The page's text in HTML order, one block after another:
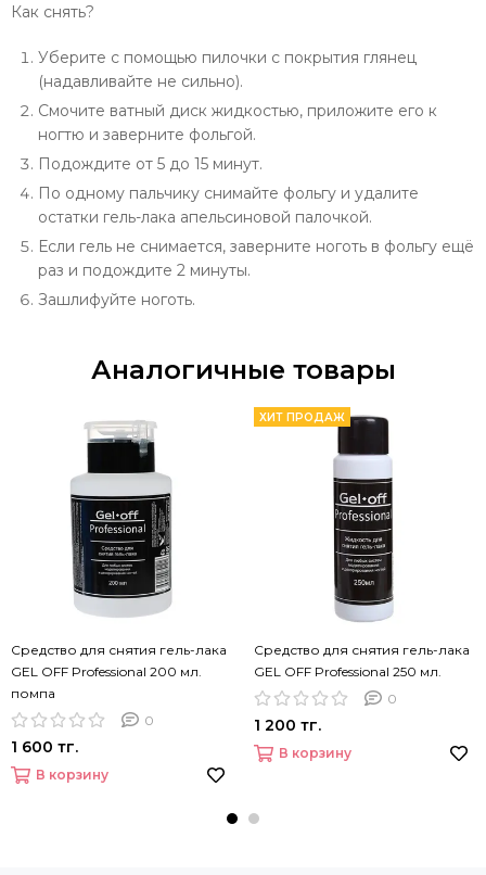
Как снять?
Уберите с помощью пилочки с покрытия глянец
(надавливайте не сильно).
Смочите ватный диск жидкостью, приложите его к
ногтю и заверните фольгой.
Подождите от 5 до 15 минут.
По одному пальчику снимайте фольгу и удалите
остатки гель-лака апельсиновой палочкой.
Если гель не снимается, заверните ноготь в фольгу ещё
раз и подождите 2 минуты.
Зашлифуйте ноготь.
Аналогичные товары
Средство для снятия гель-лака
GEL OFF Professional 200 мл.
помпа
0
1 600 тг.
В корзину
ХИТ ПРОДАЖ
Средство для снятия гель-лака
GEL OFF Professional 250 мл.
0
1 200 тг.
В корзину